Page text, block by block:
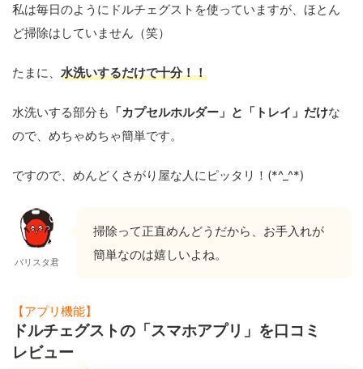
私は毎日のようにドルチェグストを使っていますが、ほとん
ど掃除はしていません（笑）
たまに、 水洗いするだけで十分！！
水洗いする部分も 「カプセルホルダー」と「トレイ」だけな
ので、めちゃめちゃ簡単です。
ですので、めんどくさがり屋な人にピッタリ！(*^_^*)
バリスタ君
掃除って正直めんどうだから、お手入れが
簡単なのは嬉しいよね。
【アプリ機能】
ドルチェグストの「スマホアプリ」を口コミ
レビュー